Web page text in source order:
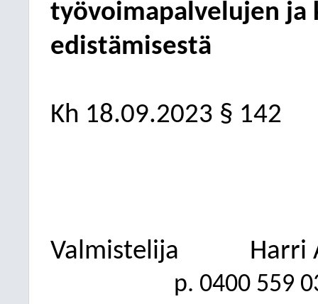
työvoimapalvelujen ja
edistämisestä
Kh 18.09.2023 § 142
Valmistelija Harri
p. 0400 559